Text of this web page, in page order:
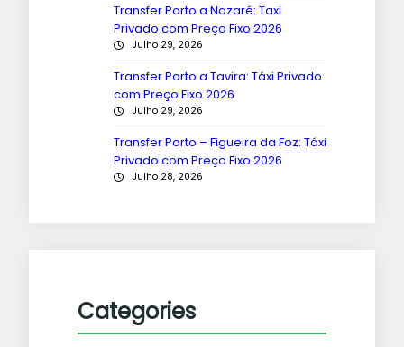
Transfer Porto a Nazaré: Taxi
Privado com Preço Fixo 2026
Julho 29, 2026
Transfer Porto a Tavira: Táxi Privado
com Preço Fixo 2026
Julho 29, 2026
Transfer Porto – Figueira da Foz: Táxi
Privado com Preço Fixo 2026
Julho 28, 2026
Categories